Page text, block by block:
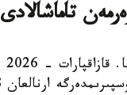
تاماشالادى